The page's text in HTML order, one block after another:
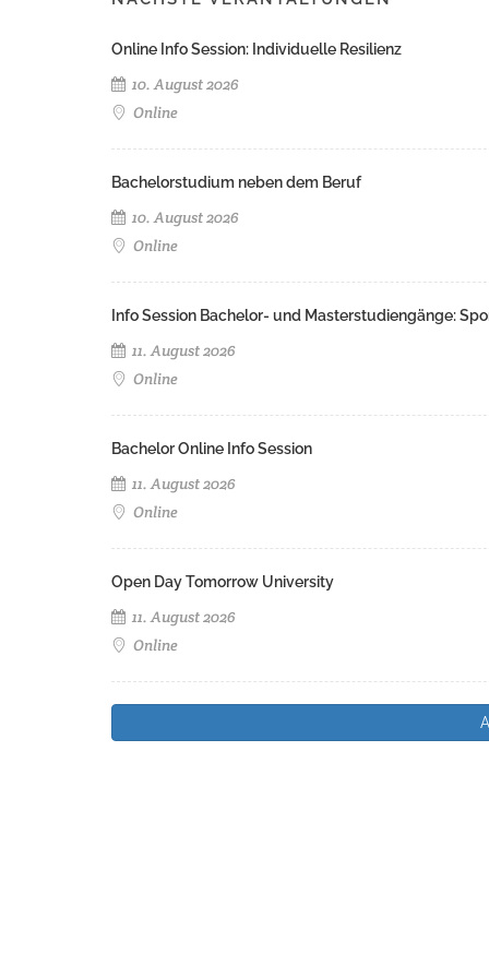
Online Info Session: Individuelle Resilienz
10. August 2026
Online
Bachelorstudium neben dem Beruf
10. August 2026
Online
Info Session Bachelor- und Masterstudiengänge:
11. August 2026
Online
Bachelor Online Info Session
11. August 2026
Online
Open Day Tomorrow University
11. August 2026
Online